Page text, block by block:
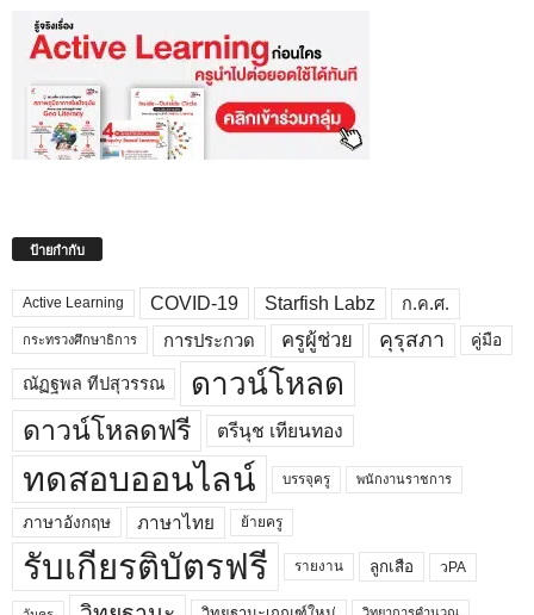
ป้ายกำกับ
Active Learning COVID-19 Starfish Labz ก.ค.ศ.
กระทรวงศึกษาธิการ การประกวด ครูผู้ช่วย คุรุสภา คู่มือ
ณัฏฐพล ทีปสุวรรณ ดาวน์โหลด
ดาวน์โหลดฟรี ตรีนุช เทียนทอง
ทดสอบออนไลน์ บรรจุครู พนักงานราชการ
ภาษาอังกฤษ ภาษาไทย ย้ายครู
รับเกียรติบัตรฟรี รายงาน ลูกเสือ วPA